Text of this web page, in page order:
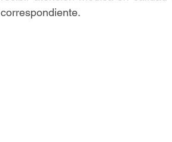
correspondiente.